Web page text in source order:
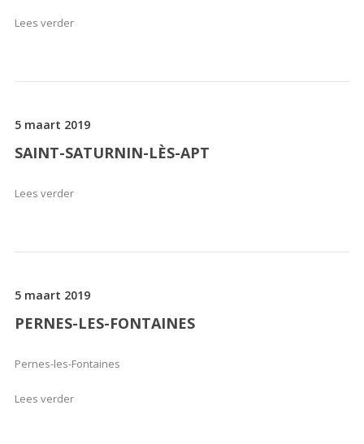
Lees verder
5 maart 2019
SAINT-SATURNIN-LÈS-APT
Lees verder
5 maart 2019
PERNES-LES-FONTAINES
Pernes-les-Fontaines
Lees verder